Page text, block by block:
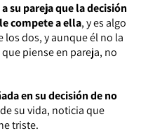
su pareja que la decisión
compete a ella, y es algo
dos, y aunque él no la
piense en pareja, no
en su decisión de no
su vida, noticia que
triste.